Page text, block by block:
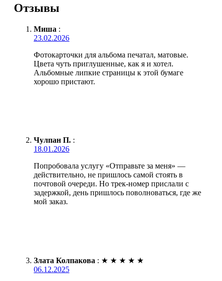
Отзывы
Миша :
23.02.2026
Фотокарточки для альбома печатал, матовые.
Цвета чуть приглушенные, как я и хотел.
Альбомные липкие страницы к этой бумаге
хорошо пристают.
Чулпан П. :
18.01.2026
Попробовала услугу «Отправьте за меня» —
действительно, не пришлось самой стоять в
почтовой очереди. Но трек-номер прислали с
задержкой, день пришлось поволноваться, где же
мой заказ.
Злата Колпакова : ★ ★ ★ ★ ★
06.12.2025